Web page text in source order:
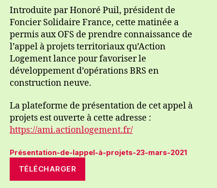
Introduite par Honoré Puil, président de
Foncier Solidaire France, cette matinée a
permis aux OFS de prendre connaissance de
l’appel à projets territoriaux qu’Action
Logement lance pour favoriser le
développement d’opérations BRS en
construction neuve.
La plateforme de présentation de cet appel à
projets est ouverte à cette adresse :
https://ami.actionlogement.fr/
Présentation-de-lappel-à-projets-23-mars-2021
TÉLÉCHARGER